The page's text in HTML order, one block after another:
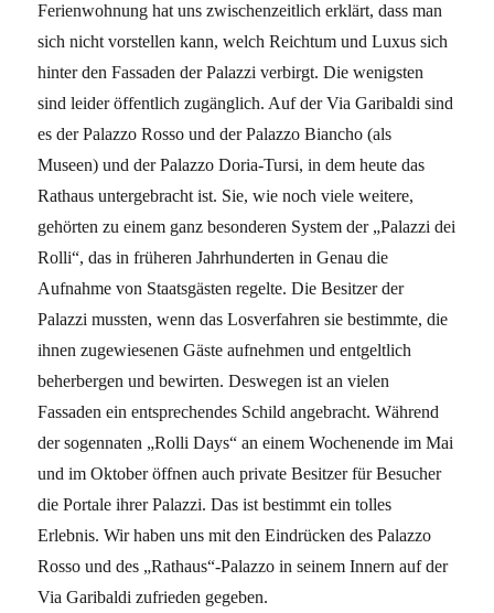
Ferienwohnung hat uns zwischenzeitlich erklärt, dass man
sich nicht vorstellen kann, welch Reichtum und Luxus sich
hinter den Fassaden der Palazzi verbirgt. Die wenigsten
sind leider öffentlich zugänglich. Auf der Via Garibaldi sind
es der Palazzo Rosso und der Palazzo Biancho (als
Museen) und der Palazzo Doria-Tursi, in dem heute das
Rathaus untergebracht ist. Sie, wie noch viele weitere,
gehörten zu einem ganz besonderen System der „Palazzi dei
Rolli“, das in früheren Jahrhunderten in Genau die
Aufnahme von Staatsgästen regelte. Die Besitzer der
Palazzi mussten, wenn das Losverfahren sie bestimmte, die
ihnen zugewiesenen Gäste aufnehmen und entgeltlich
beherbergen und bewirten. Deswegen ist an vielen
Fassaden ein entsprechendes Schild angebracht. Während
der sogennaten „Rolli Days“ an einem Wochenende im Mai
und im Oktober öffnen auch private Besitzer für Besucher
die Portale ihrer Palazzi. Das ist bestimmt ein tolles
Erlebnis. Wir haben uns mit den Eindrücken des Palazzo
Rosso und des „Rathaus“-Palazzo in seinem Innern auf der
Via Garibaldi zufrieden gegeben.